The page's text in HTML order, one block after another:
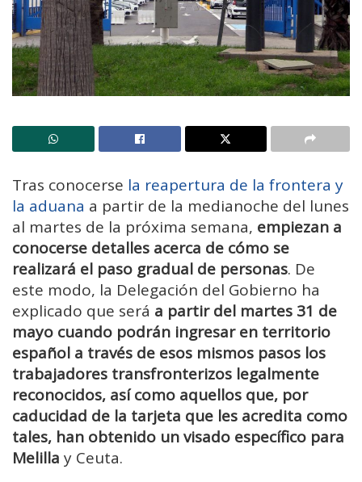
Tras conocerse la reapertura de la frontera y
la aduana a partir de la medianoche del lunes
al martes de la próxima semana, empiezan a
conocerse detalles acerca de cómo se
realizará el paso gradual de personas. De
este modo, la Delegación del Gobierno ha
explicado que será a partir del martes 31 de
mayo cuando podrán ingresar en territorio
español a través de esos mismos pasos los
trabajadores transfronterizos legalmente
reconocidos, así como aquellos que, por
caducidad de la tarjeta que les acredita como
tales, han obtenido un visado específico para
Melilla y Ceuta.